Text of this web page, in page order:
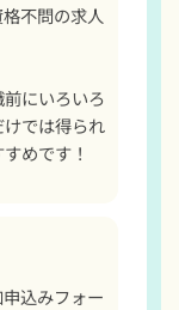
不問の求人
にいろいろ
では得られ
めです！
込みフォー